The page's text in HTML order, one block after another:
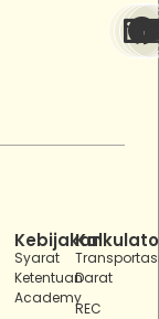
Kebijakan
Syarat
Ketentuan
Academy
Darat
REC